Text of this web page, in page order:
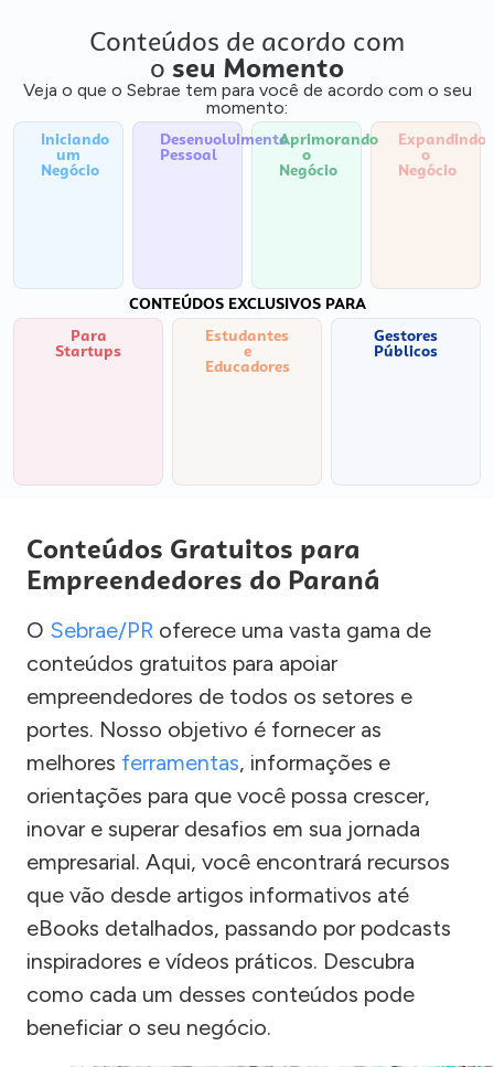
Conteúdos de acordo com
o seu Momento
Veja o que o Sebrae tem para você de acordo com o seu
momento:
Iniciando
um
Negócio
Desenvolvimento
Pessoal
Aprimorando
o
Negócio
Expandindo
o
Negócio
CONTEÚDOS EXCLUSIVOS PARA
Para
Startups
Estudantes
e
Educadores
Gestores
Públicos
Conteúdos Gratuitos para
Empreendedores do Paraná
O Sebrae/PR oferece uma vasta gama de
conteúdos gratuitos para apoiar
empreendedores de todos os setores e
portes. Nosso objetivo é fornecer as
melhores ferramentas, informações e
orientações para que você possa crescer,
inovar e superar desafios em sua jornada
empresarial. Aqui, você encontrará recursos
que vão desde artigos informativos até
eBooks detalhados, passando por podcasts
inspiradores e vídeos práticos. Descubra
como cada um desses conteúdos pode
beneficiar o seu negócio.